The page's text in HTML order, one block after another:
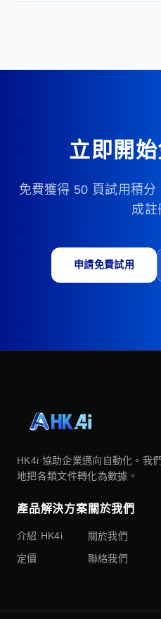
立即開
免費獲得 50 頁試用積
成註
申請免費試用
HK4i 協助企業邁向自動化。我
地把各類文件轉化為數據。
產品
介紹
定價
解決方案
HK4i
關於我們
關於我們
聯絡我們